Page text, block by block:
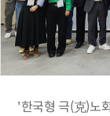
'한국형 극(克)노